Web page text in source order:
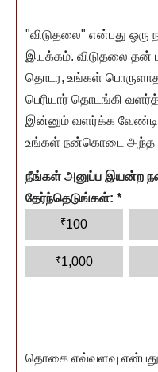
"விடுதலை" என்பது ஒரு
இயக்கம். விடுதலை
தொடர, உங்கள்
பெரியார் தொடங்கி
இன்னும் வளர்க்க
உங்கள் நன்கொடை அந்த
நீங்கள் அனுப்ப இயன்ற
தேர்ந்தெடுங்கள்: *
₹100
₹1,000
தொகை எவ்வளவு என்பது